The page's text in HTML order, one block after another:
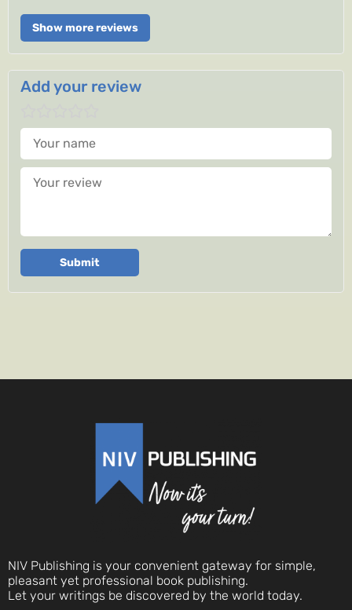
Show more reviews
Add your review
Your name
Your review
Submit
NIV Publishing is your convenient gateway for simple,
pleasant yet professional book publishing.
Let your writings be discovered by the world today.